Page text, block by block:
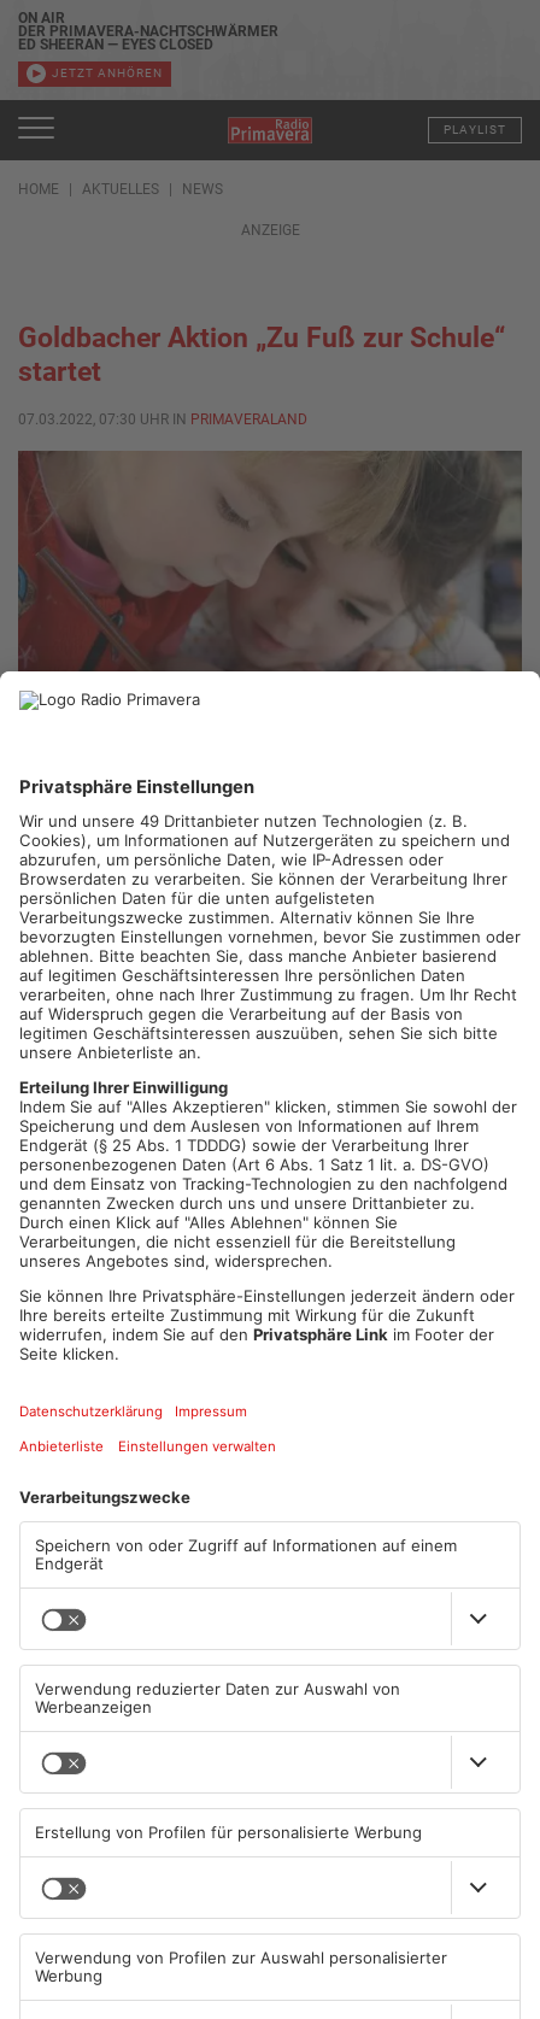
ON AIR
DER PRIMAVERA-NACHTSCHWÄRMER
ED SHEERAN — EYES CLOSED
JETZT ANHÖREN
PLAYLIST
HOME AKTUELLES NEWS
ANZEIGE
Goldbacher Aktion „Zu Fuß zur Schule“
startet
07.03.2022, 07:30 UHR IN PRIMAVERALAND
GOLDBACH.In Goldbach heißt es für die Schüler ab heute: „Zu
Fuß zur Schule“. Zum Wochenstart beginnt nämlich ein
Projekt, das den Schulkindern die Vorteile des Schulwegs zu
Fuß an der frischen Luft aufzeigen soll. Je mehr Kinder ohne
das Auto zur Schule kommen, desto sicherer wird der tägliche
Gang zum Unterricht.
Die Aktion der Schulleitung und des Elternbeirats der
Grundschule läuft ab jetzt einen Monat. Jedes Schulkind, das
mitmacht, bekommt täglich einen Chip – zum Abschluss gibt
Artikel teilen
ANZEIGE
Mehr aus
Primaveraland
Schwimmbäder im
Primaveraland weisen teils
erhebliche Mängel auf
PRIMAVERALAND
Primaveraland bleibt
PRIMAVERALAND
TOPNEWS